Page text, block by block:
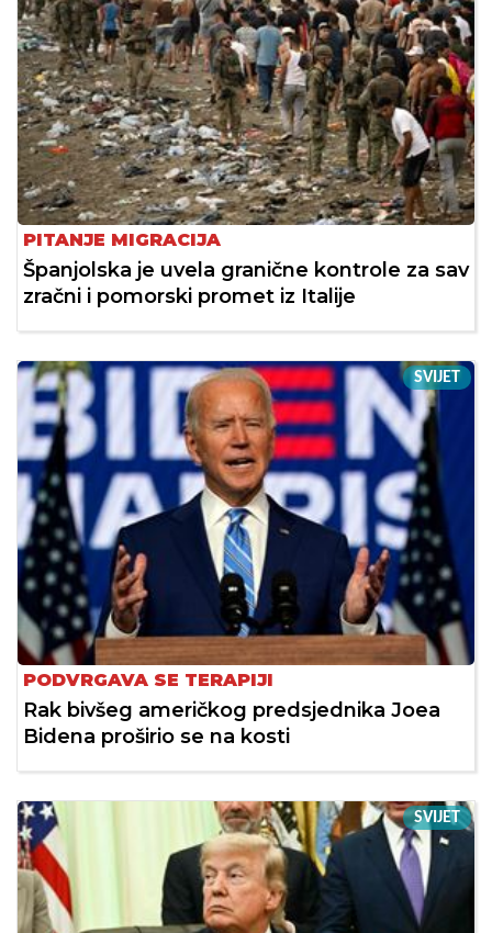
PITANJE MIGRACIJA
Španjolska je uvela granične kontrole za sav
zračni i pomorski promet iz Italije
SVIJET
PODVRGAVA SE TERAPIJI
Rak bivšeg američkog predsjednika Joea
Bidena proširio se na kosti
SVIJET